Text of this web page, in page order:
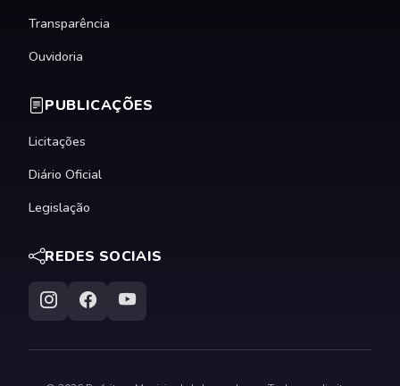
Transparência
Ouvidoria
PUBLICAÇÕES
Licitações
Diário Oficial
Legislação
REDES SOCIAIS